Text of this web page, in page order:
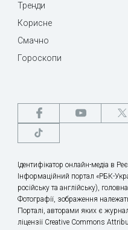
Тренди
Корисне
Смачно
Гороскопи
Ідентифікатор онлайн-медіа в
Інформаційний портал «РБК-
російську та англійську),
Фотографії, зображення
Порталі, авторами яких є
ліцензії Creative Commons